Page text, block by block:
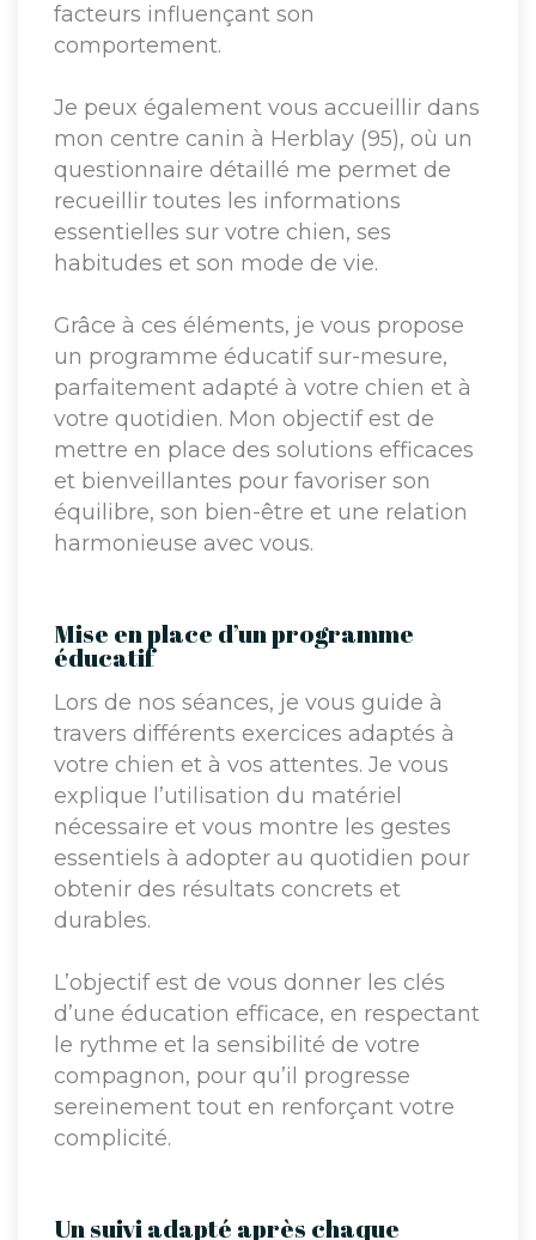
facteurs influençant son
comportement.
Je peux également vous accueillir dans
mon centre canin à Herblay (95), où un
questionnaire détaillé me permet de
recueillir toutes les informations
essentielles sur votre chien, ses
habitudes et son mode de vie.
Grâce à ces éléments, je vous propose
un programme éducatif sur-mesure,
parfaitement adapté à votre chien et à
votre quotidien. Mon objectif est de
mettre en place des solutions efficaces
et bienveillantes pour favoriser son
équilibre, son bien-être et une relation
harmonieuse avec vous.
Mise en place d’un programme
éducatif
Lors de nos séances, je vous guide à
travers différents exercices adaptés à
votre chien et à vos attentes. Je vous
explique l’utilisation du matériel
nécessaire et vous montre les gestes
essentiels à adopter au quotidien pour
obtenir des résultats concrets et
durables.
L’objectif est de vous donner les clés
d’une éducation efficace, en respectant
le rythme et la sensibilité de votre
compagnon, pour qu’il progresse
sereinement tout en renforçant votre
complicité.
Un suivi adapté après chaque